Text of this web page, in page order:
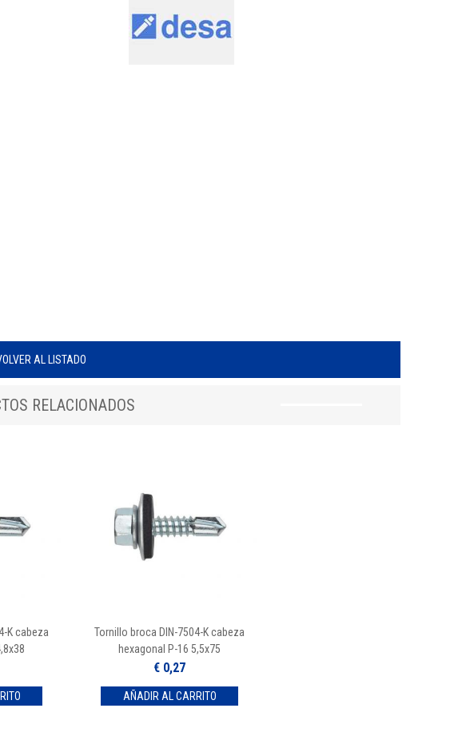
AL LISTADO
RELACIONADOS
K cabeza
Tornillo broca DIN-7504-K cabeza
hexagonal P-16 5,5x75
€ 0,27